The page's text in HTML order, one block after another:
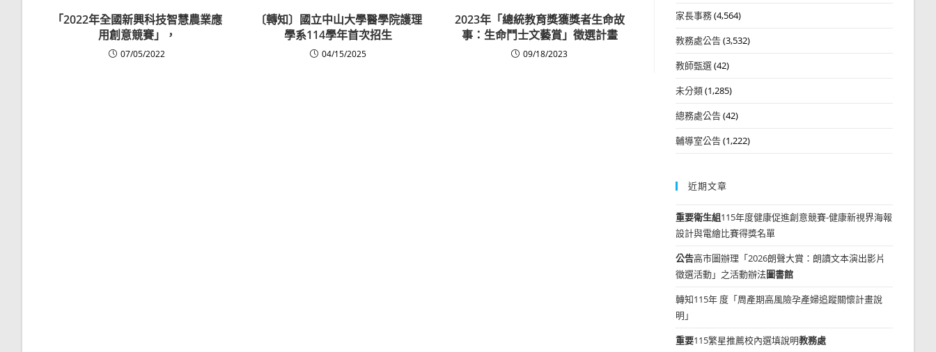
「2022年全國新興科技智慧農業應
用創意競賽」，
07/05/2022
〔轉知〕國立中山大學醫學院護理
學系114學年首次招生
04/15/2025
2023年「總統教育獎獲獎者生命故
事：生命鬥士文藝賞」徵選計畫
09/18/2023
家長事務(4,564)
教務處公告(3,532)
教師甄選(42)
未分類(1,285)
總務處公告(42)
輔導室公告(1,222)
近期文章
重要衛生組115年度健康促進創意競賽-健康新視界海報
設計與電繪比賽得獎名單
公告高市圖辦理「2026朗聲大賞：朗讀文本演出影片
徵選活動」之活動辦法圖書館
轉知115年 度「周產期高風險孕產婦追蹤關懷計畫說
明」
重要115繁星推薦校內選填說明教務處